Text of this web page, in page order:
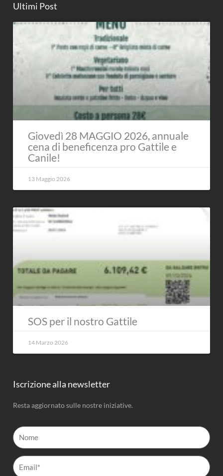
Ultimi Post
Giovedì 28 MAGGIO 2026, annuale
cena di beneficenza pro Gattile e
Canile!
13 Maggio 2026
SOS per il nostro Gattile
14 Marzo 2026
Iscrizione alla newsletter
Resta aggiornato sulle nostre iniziative.
Nome
Email*